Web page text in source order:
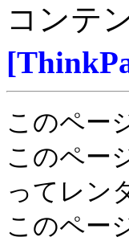
コンテ
このペー
このペー
ってレン
このペー